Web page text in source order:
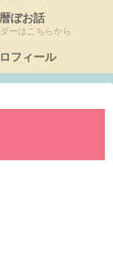
暦ぼお話
ーはこちらから
フィール